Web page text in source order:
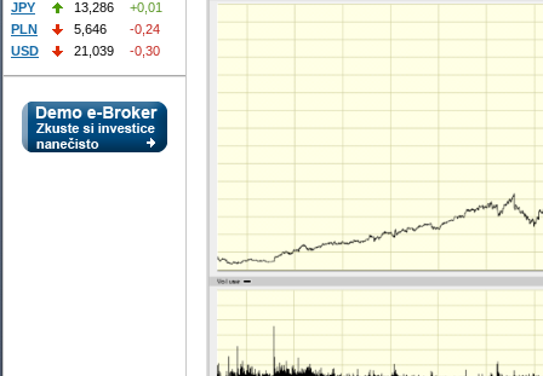
JPY
13,286
+0,01
PLN
5,646
-0,24
USD
21,039 -0,30